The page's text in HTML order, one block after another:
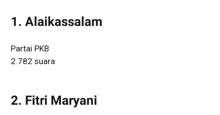
1. Alaikassalam
Partai PKB
2.782 suara
2. Fitri Maryani